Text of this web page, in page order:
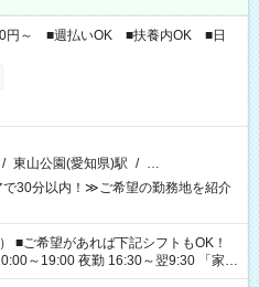
円～ ■週払いOK ■扶養内OK ■日
/ 東山公園(愛知県)駅 / …
30分以内！≫ご希望の勤務地を紹介
！
～19:00 夜勤 16:30～翌9:30 「家族
余裕を持って夕飯の準備がしたい」